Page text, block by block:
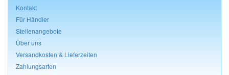
Kontakt
Für Händler
Stellenangebote
Über uns
Versandkosten & Lieferzeiten
Zahlungsarten